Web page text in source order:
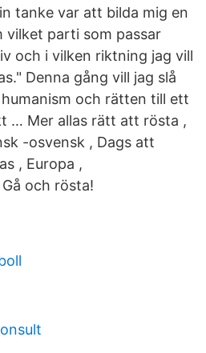
tanke var att bilda mig en
vilket parti som passar
och i vilken riktning jag vill
Denna gång vill jag slå
och rätten till ett
… Mer allas rätt att rösta ,
-osvensk , Dags att
, Europa ,
och rösta!